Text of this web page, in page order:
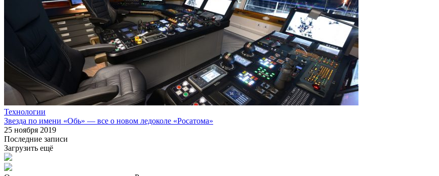
Технологии
Звезда по имени «Обь» — все о новом ледоколе «Росатома»
25 ноября 2019
Последние записи
Загрузить ещё